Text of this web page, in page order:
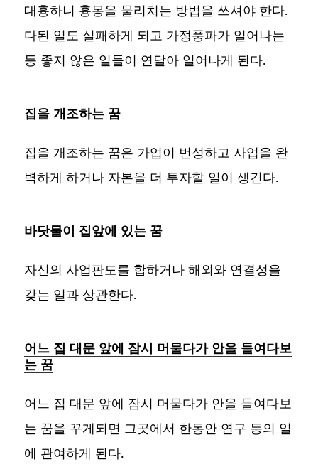
대흉하니 흉몽을 물리치는 방법을 쓰셔야 한다.
다된 일도 실패하게 되고 가정풍파가 일어나는
등 좋지 않은 일들이 연달아 일어나게 된다.
집을 개조하는 꿈
집을 개조하는 꿈은 가업이 번성하고 사업을 완
벽하게 하거나 자본을 더 투자할 일이 생긴다.
바닷물이 집앞에 있는 꿈
자신의 사업판도를 합하거나 해외와 연결성을
갖는 일과 상관한다.
어느 집 대문 앞에 잠시 머물다가 안을 들여다보
는 꿈
어느 집 대문 앞에 잠시 머물다가 안을 들여다보
는 꿈을 꾸게되면 그곳에서 한동안 연구 등의 일
에 관여하게 된다.